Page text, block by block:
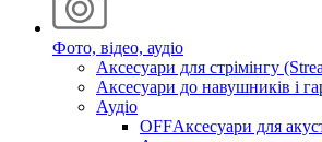
Фото, відео, аудіо
Аксесуари для стрімінгу
Аксесуари до навушників і
Аудіо
OFFАксесуари для